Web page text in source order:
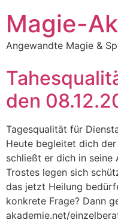
Inhalt
springen
Magie-
Angewandte Magie &
den
Tagesqualität für
Heute begleitet dich
schließt er dich in seine
Trostes legen sich
das jetzt Heilung
konkrete Frage? Dann
akademie.net/